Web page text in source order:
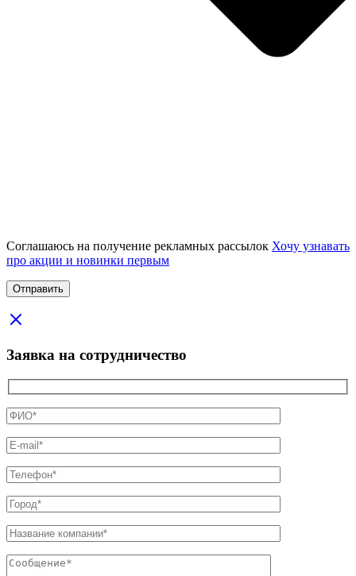
Соглашаюсь на получение рекламных рассылок Хочу узнавать
про акции и новинки первым
Заявка на сотрудничество